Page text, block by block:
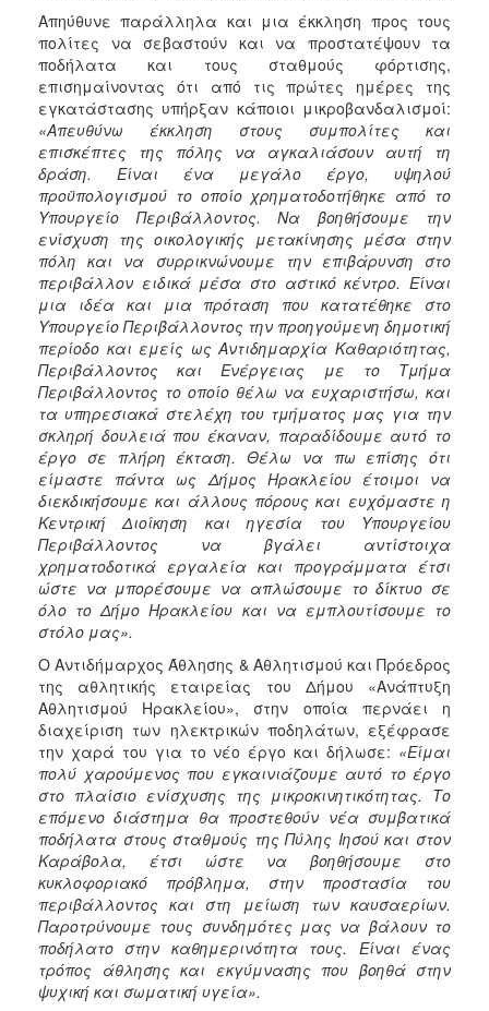
Απηύθυνε παράλληλα και μια έκκληση προς τους
πολίτες να σεβαστούν και να προστατέψουν τα
ποδήλατα και τους σταθμούς φόρτισης,
επισημαίνοντας ότι από τις πρώτες ημέρες της
εγκατάστασης υπήρξαν κάποιοι μικροβανδαλισμοί:
«Απευθύνω έκκληση στους συμπολίτες και
επισκέπτες της πόλης να αγκαλιάσουν αυτή τη
δράση. Είναι ένα μεγάλο έργο, υψηλού
προϋπολογισμού το οποίο χρηματοδοτήθηκε από το
Υπουργείο Περιβάλλοντος. Να βοηθήσουμε την
ενίσχυση της οικολογικής μετακίνησης μέσα στην
πόλη και να συρρικνώνουμε την επιβάρυνση στο
περιβάλλον ειδικά μέσα στο αστικό κέντρο. Είναι
μια ιδέα και μια πρόταση που κατατέθηκε στο
Υπουργείο Περιβάλλοντος την προηγούμενη δημοτική
περίοδο και εμείς ως Αντιδημαρχία Καθαριότητας,
Περιβάλλοντος και Ενέργειας με το Τμήμα
Περιβάλλοντος το οποίο θέλω να ευχαριστήσω, και
τα υπηρεσιακά στελέχη του τμήματος μας για την
σκληρή δουλειά που έκαναν, παραδίδουμε αυτό το
έργο σε πλήρη έκταση. Θέλω να πω επίσης ότι
είμαστε πάντα ως Δήμος Ηρακλείου έτοιμοι να
διεκδικήσουμε και άλλους πόρους και ευχόμαστε η
Κεντρική Διοίκηση και ηγεσία του Υπουργείου
Περιβάλλοντος να βγάλει αντίστοιχα
χρηματοδοτικά εργαλεία και προγράμματα έτσι
ώστε να μπορέσουμε να απλώσουμε το δίκτυο σε
όλο το Δήμο Ηρακλείου και να εμπλουτίσουμε το
στόλο μας».
Ο Αντιδήμαρχος Άθλησης & Αθλητισμού και Πρόεδρος
της αθλητικής εταιρείας του Δήμου «Ανάπτυξη
Αθλητισμού Ηρακλείου», στην οποία περνάει η
διαχείριση των ηλεκτρικών ποδηλάτων, εξέφρασε
την χαρά του για το νέο έργο και δήλωσε: «Είμαι
πολύ χαρούμενος που εγκαινιάζουμε αυτό το έργο
στο πλαίσιο ενίσχυσης της μικροκινητικότητας. Το
επόμενο διάστημα θα προστεθούν νέα συμβατικά
ποδήλατα στους σταθμούς της Πύλης Ιησού και στον
Καράβολα, έτσι ώστε να βοηθήσουμε στο
κυκλοφοριακό πρόβλημα, στην προστασία του
περιβάλλοντος και στη μείωση των καυσαερίων.
Παροτρύνουμε τους συνδημότες μας να βάλουν το
ποδήλατο στην καθημερινότητα τους. Είναι ένας
τρόπος άθλησης και εκγύμνασης που βοηθά στην
ψυχική και σωματική υγεία».